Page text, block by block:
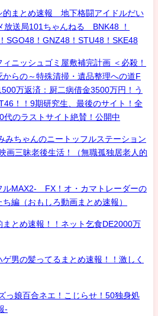
まとめ速報 地下格闘アイドルだい
送局101ちゃんねる BNK48 ！
SGO48！GNZ48！STU48！SKE48
ニッシュゴミ屋敷補完計画 ＜必殺！
らの～特殊清掃・遺品整理への道F
万返済：厨二病借金3500万円！う
！！9期研究生、最後のサイト！全
代のラストサイト絶賛！公開中
みちゃんのニートッフルステーション
画三昧老後生活！（無職孤独居老人的
ルMAX2- FX！オ・カマトレーダーの
編（おもしろ動画まとめ速報）
まとめ速報！！ネット乞食DE2000万
男の髪ってるまとめ速報！！激しく
っ娘百合ネエ！こじらせ！50独身処
-